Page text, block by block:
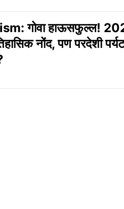
गोवा हाऊसफुल्ल!
नोंद, पण परदेशी